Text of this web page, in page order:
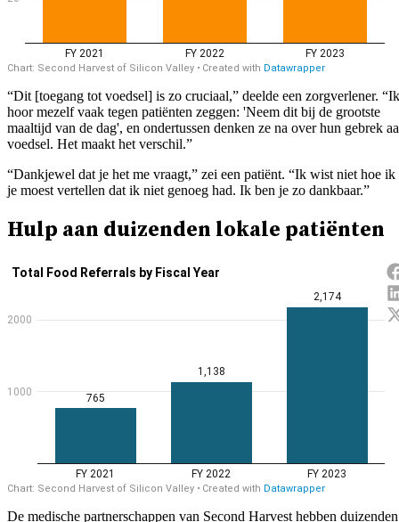
“Dit [toegang tot voedsel] is zo cruciaal,” deelde een zorgverlener. “Ik
hoor mezelf vaak tegen patiënten zeggen: 'Neem dit bij de grootste
maaltijd van de dag', en ondertussen denken ze na over hun gebrek
voedsel. Het maakt het verschil.”
“Dankjewel dat je het me vraagt,” zei een patiënt. “Ik wist niet hoe ik
je moest vertellen dat ik niet genoeg had. Ik ben je zo dankbaar.”
Hulp aan duizenden lokale patiënten
De medische partnerschappen van Second Harvest hebben duizenden